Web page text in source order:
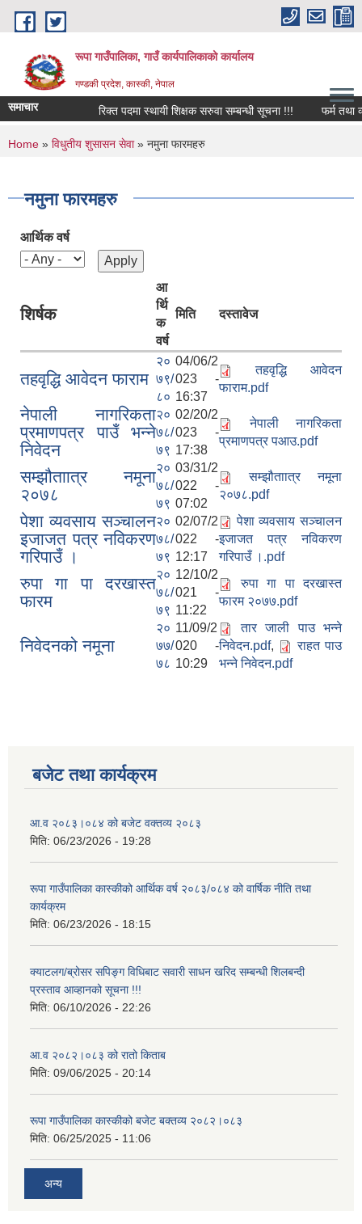
Skip to main content
रूपा गाउँपालिका, गाउँ कार्यपालिकाको कार्यालय
गण्डकी प्रदेश, कास्की, नेपाल
समाचार रिक्त पदमा स्थायी शिक्षक सरुवा सम्बन्धी सूचना !!! फर्म तथा
You are here
Home » विधुतीय शुसासन सेवा» नमुना फारमहरु
नमुना फारमहरु
आर्थिक वर्ष
शिर्षक
आ
र्थि
क
वर्ष
मिति दस्तावेज
तहवृद्धि आवेदन फाराम
२०
७९/
८०
04/06/2
023 -
16:37
तहवृद्धि आवेदन
फाराम.pdf
नेपाली नागरिकता
प्रमाणपत्र पाउँ भन्ने
निवेदन
२०
७८/
७९
02/20/2
023 -
17:38
नेपाली नागरिकता
प्रमाणपत्र पआउ.pdf
सम्झौताात्र नमूना
२०७८
२०
७८/
७९
03/31/2
022 -
07:02
सम्झौताात्र नमूना
२०७८.pdf
पेशा व्यवसाय सञ्चालन
इजाजत पत्र नविकरण
गरिपाउँ ।
२०
७८/
७९
02/07/2
022 -
12:17
पेशा व्यवसाय सञ्चालन
इजाजत पत्र नविकरण
गरिपाउँ ।.pdf
रुपा गा पा दरखास्त
फारम
२०
७८/
७९
12/10/2
021 -
11:22
रुपा गा पा दरखास्त
फारम २०७७.pdf
निवेदनको नमूना
२०
७७/
७८
11/09/2
020 -
10:29
तार जाली पाउ भन्ने
निवेदन.pdf,
राहत पाउ
भन्ने निवेदन.pdf
बजेट तथा कार्यक्रम
आ.व २०८३।०८४ को बजेट वक्तव्य २०८३
मिति: 06/23/2026 - 19:28
रूपा गाउँपालिका कास्कीको आर्थिक वर्ष २०८३/०८४ को वार्षिक नीति तथा
कार्यक्रम
मिति: 06/23/2026 - 18:15
क्याटलग/ब्रोसर सपिङ्ग विधिबाट सवारी साधन खरिद सम्बन्धी शिलबन्दी
प्रस्ताव आव्हानको सूचना !!!
मिति: 06/10/2026 - 22:26
आ.व २०८२।०८३ को रातो किताब
मिति: 09/06/2025 - 20:14
रूपा गाउँपालिका कास्कीको बजेट बक्तव्य २०८२।०८३
मिति: 06/25/2025 - 11:06
अन्य